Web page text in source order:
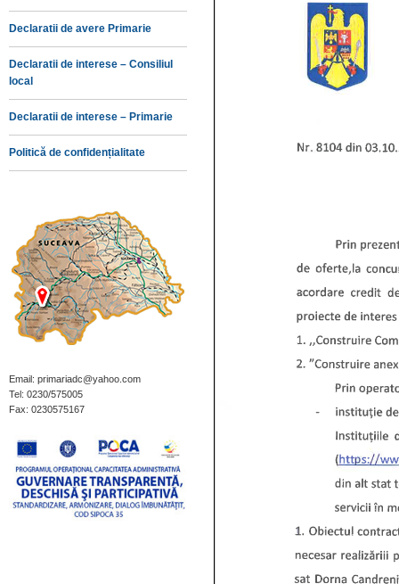
Declaratii de avere Primarie
Declaratii de interese – Consiliul
local
Declaratii de interese – Primarie
Politică de confidențialitate
Email: primariadc@yahoo.com
Tel: 0230/575005
Fax: 0230575167